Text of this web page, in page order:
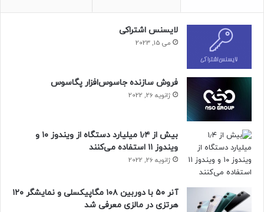
لایسنس اشتراکی
می 15, 2023
فروش سازنده جاسوس‌افزار پگاسوس
ژانویه 26, 2022
بیش از ۱٫۴ میلیارد دستگاه از ویندوز ۱۰ و
ویندوز ۱۱ استفاده می‌کنند
ژانویه 26, 2022
آنر ۵۰ با دوربین ۱۰۸ مگاپیکسلی و نمایشگر ۱۲۰
هرتزی در مالزی معرفی شد